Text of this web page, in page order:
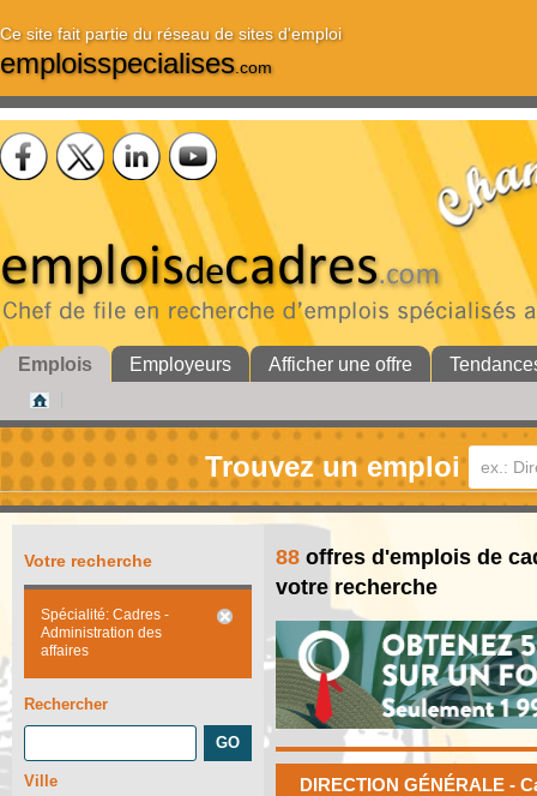
Ce site fait partie du réseau de sites d'emploi
emploisspecialises.com
Emplois Employeurs Afficher une offre
Trouvez un emploi
Votre recherche
Spécialité: Cadres -
Administration des
affaires
Rechercher
Ville
88 offres d'emplois de
votre recherche
DIRECTION GÉNÉRALE -